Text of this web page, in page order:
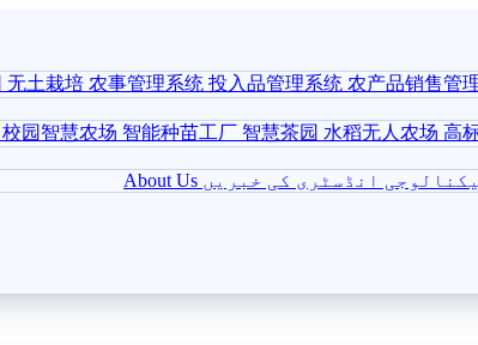
无土栽培 农事管理系统 投入品管理系统 农产品销售管
校园智慧农场 智能种苗工厂 智慧茶园 水稻无人农场 高
انڈسٹری کی خبریں About Us